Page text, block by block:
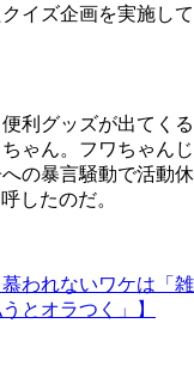
イズ企画を実施して
利グッズが出てくる
ゃん。フワちゃんじ
の暴言騒動で活動休
したのだ。
われないワケは「雑
とオラつく」】